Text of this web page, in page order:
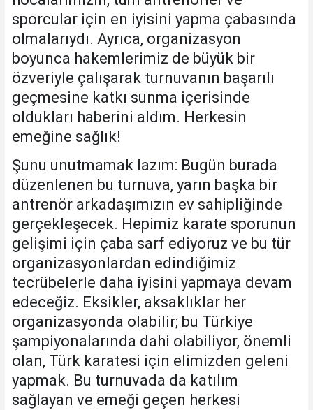
sporcular için en iyisini yapma çabasında
olmalarıydı. Ayrıca, organizasyon
boyunca hakemlerimiz de büyük bir
özveriyle çalışarak turnuvanın başarılı
geçmesine katkı sunma içerisinde
oldukları haberini aldım. Herkesin
emeğine sağlık!
Şunu unutmamak lazım: Bugün burada
düzenlenen bu turnuva, yarın başka bir
antrenör arkadaşımızın ev sahipliğinde
gerçekleşecek. Hepimiz karate sporunun
gelişimi için çaba sarf ediyoruz ve bu tür
organizasyonlardan edindiğimiz
tecrübelerle daha iyisini yapmaya devam
edeceğiz. Eksikler, aksaklıklar her
organizasyonda olabilir; bu Türkiye
şampiyonalarında dahi olabiliyor, önemli
olan, Türk karatesi için elimizden geleni
yapmak. Bu turnuvada da katılım
sağlayan ve emeği geçen herkesi